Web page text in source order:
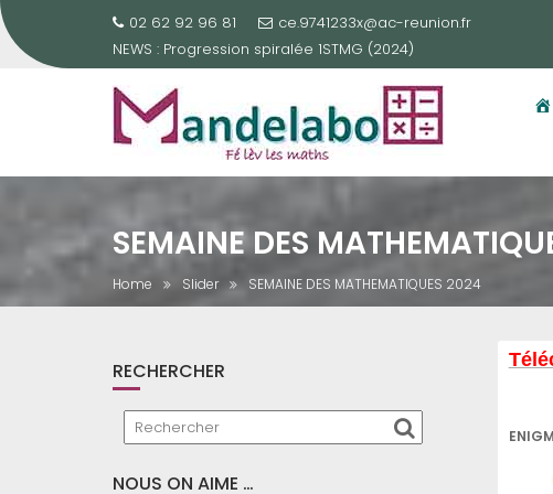
Skip
to
content
02 62 92 96 81
ce.9741233x@ac-reunion.fr
NEWS : Progression spiralée 1STMG (2024)
l
SEMAINE DES
Home Slider SEMAINE DES MATHEMATIQUES 2024
RECHERCHER
NOUS ON AIME …